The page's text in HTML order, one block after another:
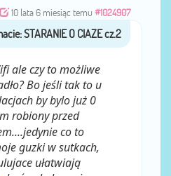
10 lata 6 miesiąc temu #1024907
ViFi
ale czy to możliwe
Bo jeśli tak to u
by bylo już 0
robiony przed
co to
guzki w sutkach,
ułatwiają